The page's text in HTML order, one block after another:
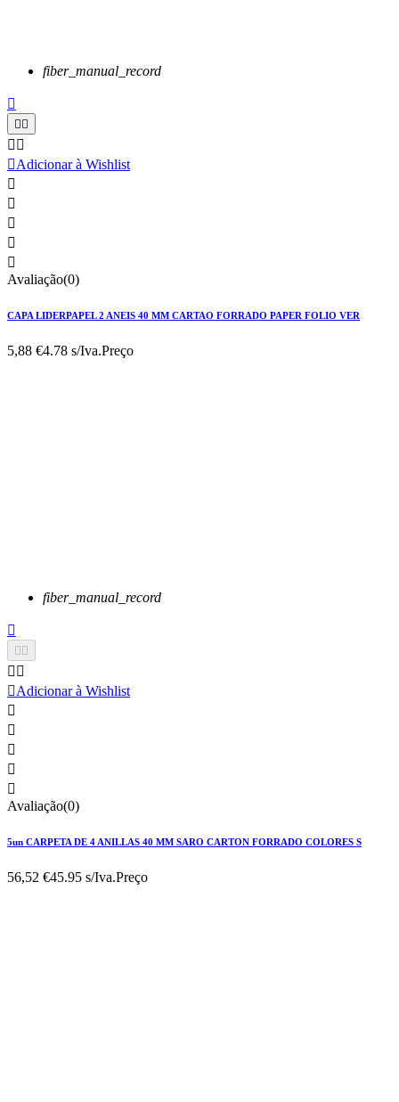
fiber_manual_record


 
Adicionar à Wishlist





Avaliação(0)
CAPA LIDERPAPEL 2 ANEIS 40 MM CARTAO FORRADO PAPER FOLIO VER
5,88 €4.78 s/Iva.Preço
fiber_manual_record


 
Adicionar à Wishlist





Avaliação(0)
5un CARPETA DE 4 ANILLAS 40 MM SARO CARTON FORRADO COLORES S
56,52 €45.95 s/Iva.Preço